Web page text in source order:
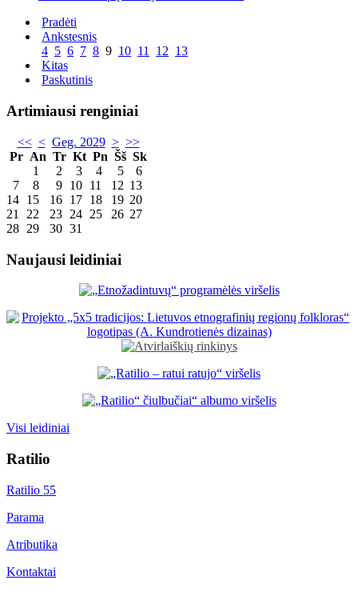
Pradėti
Ankstesnis
4 5 6 7 8 9 10 11 12 13
Kitas
Paskutinis
Artimiausi renginiai
<< < Geg. 2029 > >>
Pr An Tr Kt Pn Šš Sk
1
2 3 4 5
6
7
8 9 10 11 12 13
14 15 16 17 18 19 20
21
22 23 24 25 26 27
28 29 30 31
Naujausi leidiniai
Visi leidiniai
Ratilio
Ratilio 55
Parama
Atributika
Kontaktai